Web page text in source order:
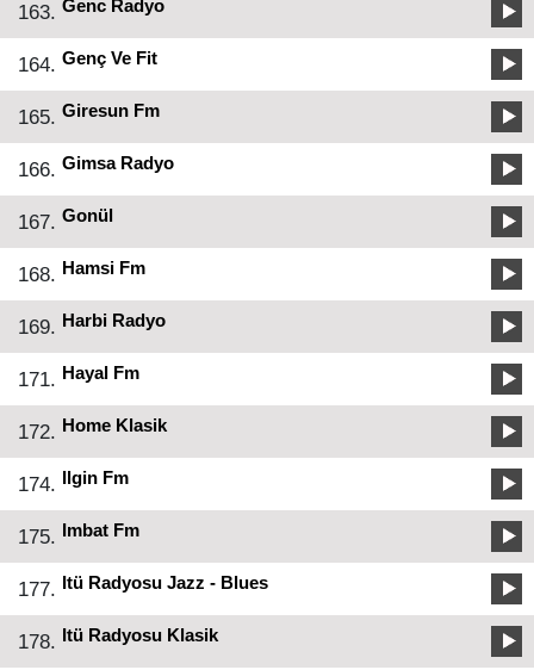
163. Genc Radyo
164. Genç Ve Fit
165. Giresun Fm
166. Gimsa Radyo
167. Gonül
168. Hamsi Fm
169. Harbi Radyo
171. Hayal Fm
172. Home Klasik
174. Ilgin Fm
175. Imbat Fm
177. Itü Radyosu Jazz - Blues
178. Itü Radyosu Klasik